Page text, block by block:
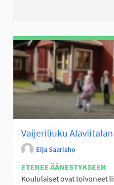
Vaijeriliuku
Eija Saariaho
ETENEE ÄÄNESTYKSEEN
Koululaiset ovat toivoneet